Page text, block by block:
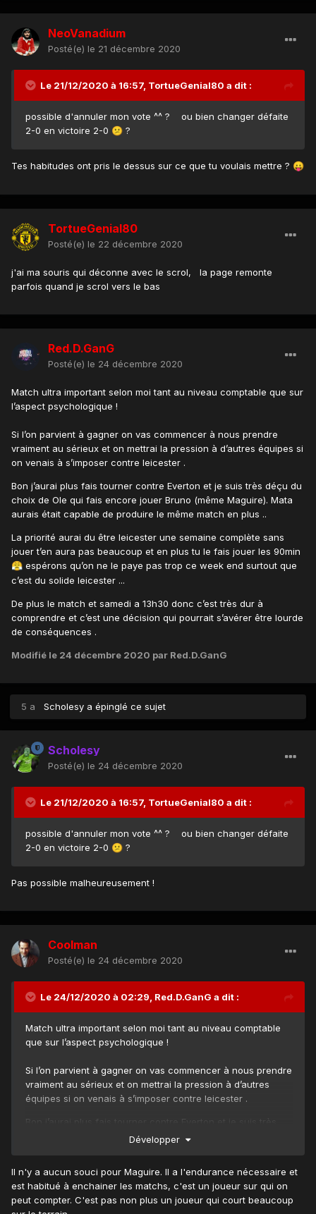
NeoVanadium
Posté(e) le 21 décembre 2020
Le 21/12/2020 à 16:57, TortueGenial80 a dit :
possible d'annuler mon vote ^^ ? ou bien changer défaite
2-0 en victoire 2-0 😕 ?
Tes habitudes ont pris le dessus sur ce que tu voulais mettre ? 😛
TortueGenial80
Posté(e) le 22 décembre 2020
j'ai ma souris qui déconne avec le scrol, la page remonte
parfois quand je scrol vers le bas
Red.D.GanG
Posté(e) le 24 décembre 2020
Match ultra important selon moi tant au niveau comptable que sur
l’aspect psychologique !
Si l’on parvient à gagner on vas commencer à nous prendre
vraiment au sérieux et on mettrai la pression à d’autres équipes si
on venais à s’imposer contre leicester .
Bon j’aurai plus fais tourner contre Everton et je suis très déçu du
choix de Ole qui fais encore jouer Bruno (même Maguire). Mata
aurais était capable de produire le même match en plus ..
La priorité aurai du être leicester une semaine complète sans
jouer t’en aura pas beaucoup et en plus tu le fais jouer les 90min
😤 espérons qu’on ne le paye pas trop ce week end surtout que
c’est du solide leicester ...
De plus le match et samedi a 13h30 donc c’est très dur à
comprendre et c’est une décision qui pourrait s’avérer être lourde
de conséquences .
Modifié le 24 décembre 2020 par Red.D.GanG
5 a Scholesy a épinglé ce sujet
Scholesy
Posté(e) le 24 décembre 2020
Le 21/12/2020 à 16:57, TortueGenial80 a dit :
possible d'annuler mon vote ^^ ? ou bien changer défaite
2-0 en victoire 2-0 😕 ?
Pas possible malheureusement !
Coolman
Posté(e) le 24 décembre 2020
Le 24/12/2020 à 02:29, Red.D.GanG a dit :
Match ultra important selon moi tant au niveau comptable
que sur l’aspect psychologique !
Si l’on parvient à gagner on vas commencer à nous prendre
vraiment au sérieux et on mettrai la pression à d’autres
équipes si on venais à s’imposer contre leicester .
Bon j’aurai plus fais tourner contre Everton et je suis très
déçu du choix de Ole qui fais encore jouer Bruno (même
La priorité aurai du être leicester une semaine complète
sans jouer t’en aura pas beaucoup et en plus tu le fais jouer
Développer
Il n'y a aucun souci pour Maguire. Il a l'endurance nécessaire et
est habitué à enchainer les matchs, c'est un joueur sur qui on
peut compter. C'est pas non plus un joueur qui court beaucoup